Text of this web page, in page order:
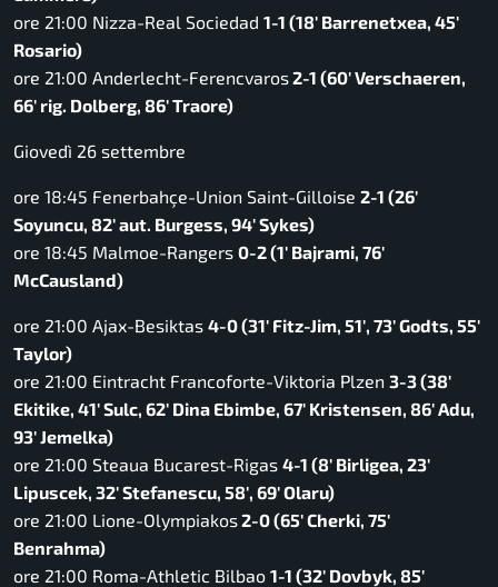
ore 21:00 Nizza-Real Sociedad 1-1 (18′ Barrenetxea, 45′
Rosario)
ore 21:00 Anderlecht-Ferencvaros2-1 (60′ Verschaeren,
66′ rig. Dolberg, 86′ Traore)
Giovedì 26 settembre
ore 18:45 Fenerbahçe-Union Saint-Gilloise 2-1 (26′
Soyuncu, 82′ aut. Burgess, 94′ Sykes)
ore 18:45 Malmoe-Rangers 0-2 (1′ Bajrami, 76′
McCausland)
ore 21:00 Ajax-Besiktas 4-0 (31′ Fitz-Jim, 51′, 73′ Godts, 55′
Taylor)
ore 21:00 Eintracht Francoforte-Viktoria Plzen 3-3 (38′
Ekitike, 41′ Sulc, 62′ Dina Ebimbe, 67′ Kristensen, 86′ Adu,
93′ Jemelka)
ore 21:00 Steaua Bucarest-Rigas 4-1 (8′ Birligea, 23′
Lipuscek, 32′ Stefanescu, 58′, 69′ Olaru)
ore 21:00 Lione-Olympiakos2-0 (65′ Cherki, 75′
Benrahma)
ore 21:00 Roma-Athletic Bilbao 1-1 (32′ Dovbyk, 85′